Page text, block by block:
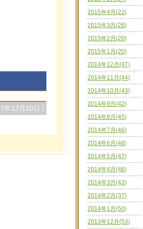
年12月10日 |
2015年4月(22)
2015年3月(26)
2015年2月(20)
2015年1月(20)
2014年12月(47)
2014年11月(44)
2014年10月(43)
2014年9月(42)
2014年8月(45)
2014年7月(46)
2014年6月(48)
2014年5月(47)
2014年4月(46)
2014年3月(43)
2014年2月(37)
2014年1月(50)
2013年12月(53)